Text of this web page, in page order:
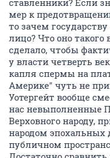
ставленники? Если
мер к
то зачем
лицо? Что оно
сделало, чтобы
у власти четверть
капля спермы на
Америке" чуть не
Уотергейт вообще
нас
Верховного народу,
народом
публичном